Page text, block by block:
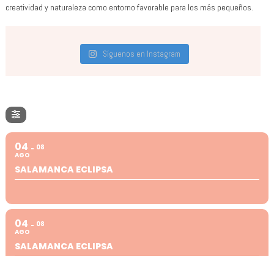
creatividad y naturaleza como entorno favorable para los más pequeños.
Síguenos en Instagram
04
AGO
08
SALAMANCA ECLIPSA
04
AGO
08
SALAMANCA ECLIPSA